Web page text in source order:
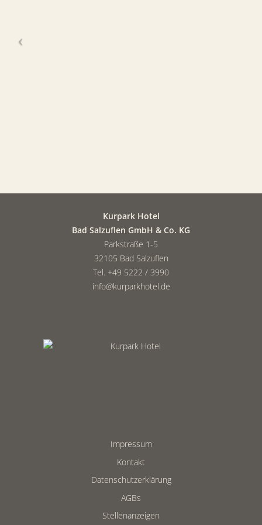
Kurpark Hotel
Bad Salzuflen GmbH & Co. KG
Parkstraße 1-5
32105 Bad Salzuflen
Tel. +49 5222 / 3990
info@kurparkhotel.de
Impressum
Kontakt
Datenschutzerklärung
AGBs
Stellenanzeigen